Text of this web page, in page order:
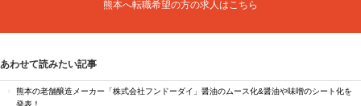
熊本へ転職希望の方の求人はこちら
あわせて読みたい記事
熊本の老舗醸造メーカー「株式会社フンドーダイ」醤油のムース化&醤油や味噌のシート化を
発表！